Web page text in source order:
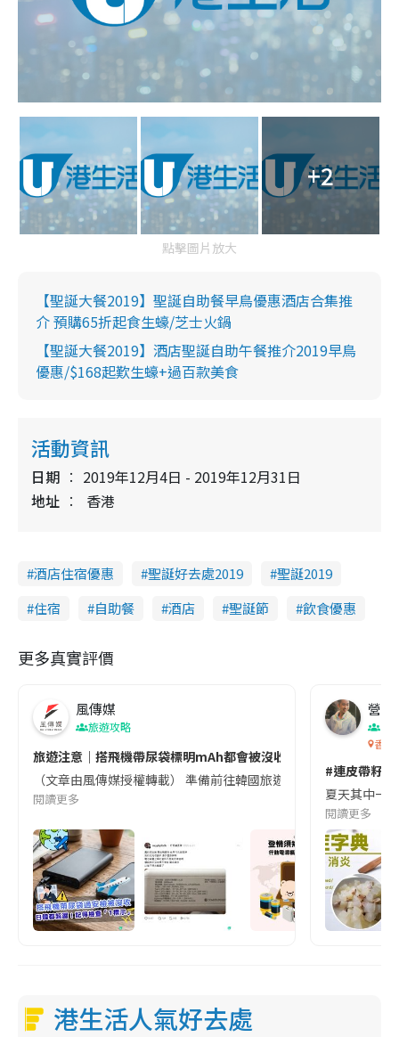
+2
點擊圖片放大
【聖誕大餐2019】聖誕自助餐早鳥優惠酒店合集推
介 預購65折起食生蠔/芝士火鍋
【聖誕大餐2019】酒店聖誕自助午餐推介2019早鳥
優惠/$168起歎生蠔+過百款美食
活動資訊
日期
2019年12月4日 - 2019年12月31日
地址
香港
酒店住宿優惠 聖誕好去處2019
聖誕2019
住宿
自助餐 酒店 聖誕節 飲食優惠
更多真實評價
風傳媒
旅遊攻略
旅遊注意｜搭飛機帶尿袋標明mAh都會被沒收😱出發前切記檢查
（文章由風傳媒授權轉載） 準備前往韓國旅遊的民眾，近期要
閱讀更多
營養
香港
#連皮帶籽
夏天其中一
閱讀更多
港生活人氣好去處